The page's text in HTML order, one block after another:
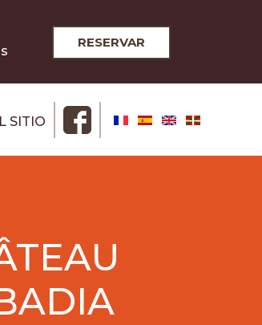
RESERVAR
SITIO